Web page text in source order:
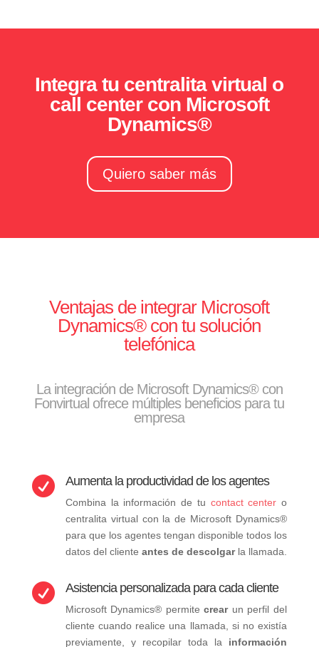
Integra tu centralita virtual o
call center con Microsoft
Dynamics®
Quiero saber más
Ventajas de integrar Microsoft
Dynamics® con tu solución
telefónica
La integración de Microsoft Dynamics® con
Fonvirtual ofrece múltiples beneficios para tu
empresa
 Aumenta la productividad de los agentes
Combina la información de tu contact center o
centralita virtual con la de Microsoft Dynamics®
para que los agentes tengan disponible todos los
datos del cliente antes de descolgarla llamada.
 Asistencia personalizada para cada cliente
Microsoft Dynamics® permitecrearun perfil del
cliente cuando realice una llamada, si no existía
previamente, y recopilar toda la información